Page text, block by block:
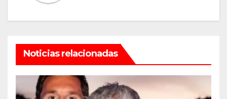
Noticias relacionadas